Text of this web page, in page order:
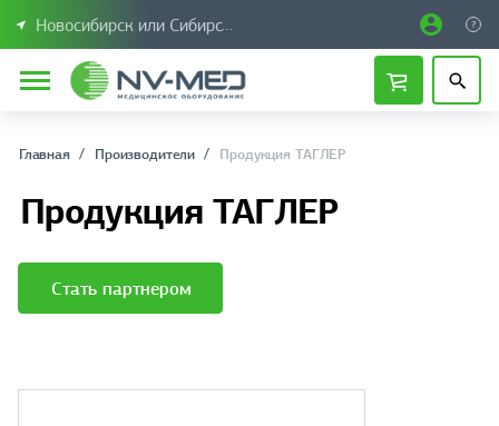
Новосибирск или Сибирский федеральный округ
Главная Производители Продукция ТАГЛЕР
Продукция ТАГЛЕР
Стать партнером